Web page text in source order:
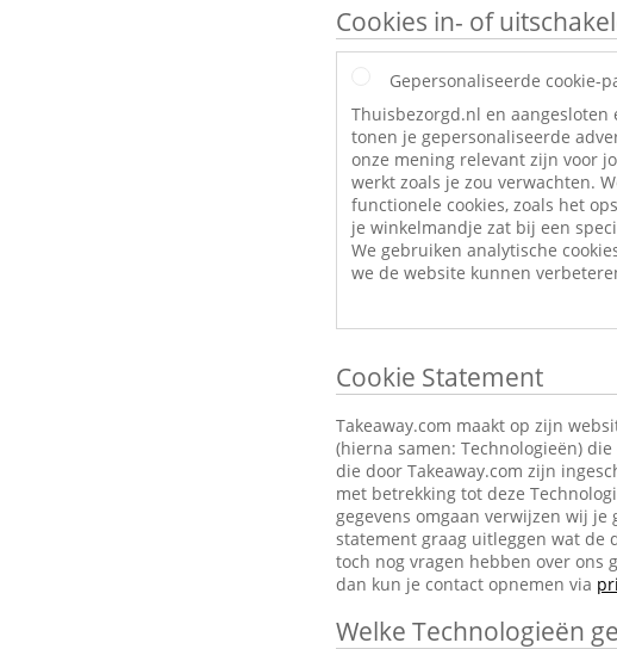
Cookies in- of
Gepersonaliseerde cookie-
Thuisbezorgd.nl en aangesloten
tonen je gepersonaliseerde
onze mening relevant zijn voor
werkt zoals je zou verwachten.
functionele cookies, zoals het
je winkelmandje zat bij een
We gebruiken analytische
we de website kunnen
Cookie Statement
Takeaway.com maakt op zijn
(hierna samen: Technologieën)
die door Takeaway.com zijn
met betrekking tot deze
gegevens omgaan verwijzen wij je
statement graag uitleggen wat de
toch nog vragen hebben over ons
dan kun je contact opnemen via
Welke Technologieën